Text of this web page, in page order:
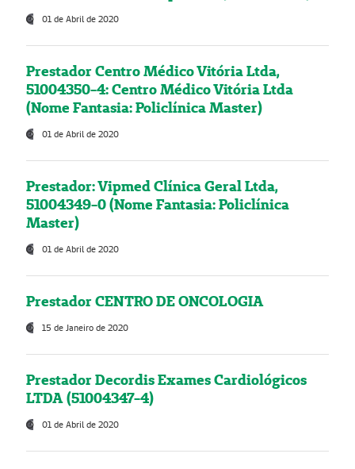
01 de Abril de 2020
Prestador Centro Médico Vitória Ltda,
51004350-4: Centro Médico Vitória Ltda
(Nome Fantasia: Policlínica Master)
01 de Abril de 2020
Prestador: Vipmed Clínica Geral Ltda,
51004349-0 (Nome Fantasia: Policlínica
Master)
01 de Abril de 2020
Prestador CENTRO DE ONCOLOGIA
15 de Janeiro de 2020
Prestador Decordis Exames Cardiológicos
LTDA (51004347-4)
01 de Abril de 2020